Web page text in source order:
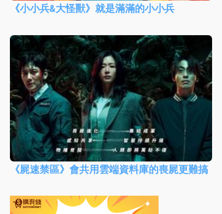
《小小兵&大怪獸》就是滿滿的小小兵
《屍速禁區》會共用雲端資料庫的喪屍更難搞